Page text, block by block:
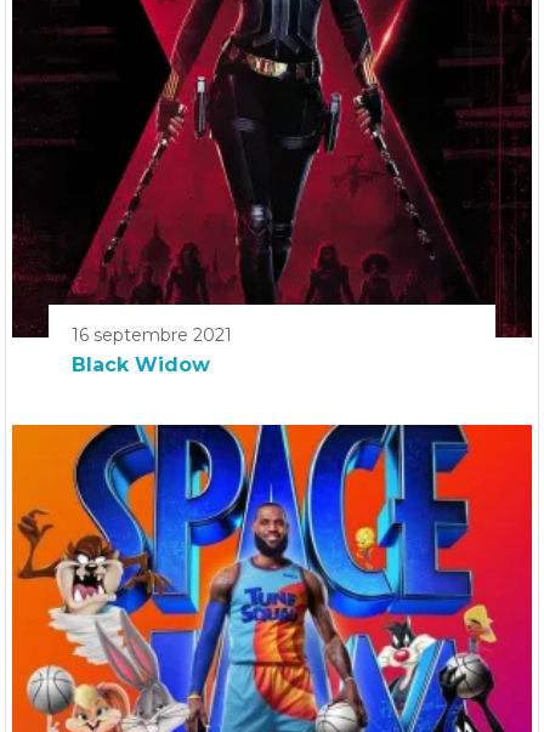
16 septembre 2021
Black Widow